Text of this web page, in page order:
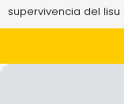
supervivencia del lisu